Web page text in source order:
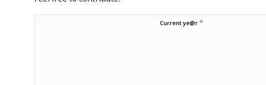
Current ye@r *